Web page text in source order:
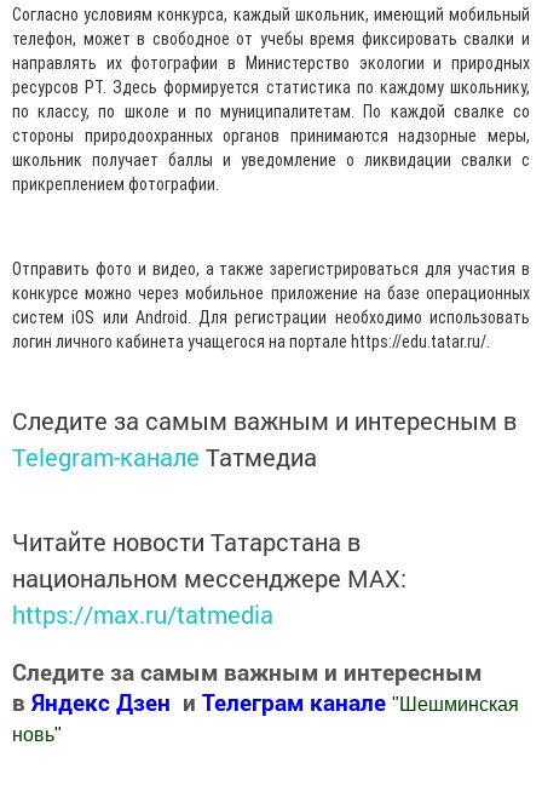
Согласно условиям конкурса, каждый школьник, имеющий мобильный
телефон, может в свободное от учебы время фиксировать свалки и
направлять их фотографии в Министерство экологии и природных
ресурсов РТ. Здесь формируется статистика по каждому школьнику,
по классу, по школе и по муниципалитетам. По каждой свалке со
стороны природоохранных органов принимаются надзорные меры,
школьник получает баллы и уведомление о ликвидации свалки с
прикреплением фотографии.
Отправить фото и видео, а также зарегистрироваться для участия в
конкурсе можно через мобильное приложение на базе операционных
систем iOS или Android. Для регистрации необходимо использовать
логин личного кабинета учащегося на портале https://edu.tatar.ru/.
Следите за самым важным и интересным в
Telegram-канале Татмедиа
Читайте новости Татарстана в
национальном мессенджере MАХ:
https://max.ru/tatmedia
Следите за самым важным и интересным
в Яндекс Дзен и Телеграм канале " Шешминская
новь"